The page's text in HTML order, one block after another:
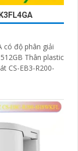
có độ phân giải
Thân plastic
CS-EB3-R200-